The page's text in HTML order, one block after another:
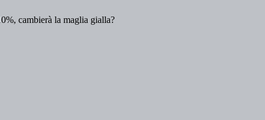
cambierà la maglia gialla?